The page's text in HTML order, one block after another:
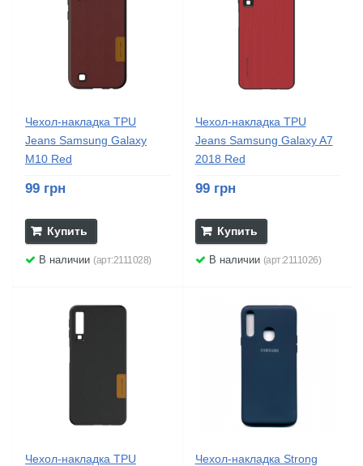
Чехол-накладка TPU
Jeans Samsung Galaxy
M10 Red
99 грн
Купить
В наличии (арт:2111028)
Чехол-накладка TPU
Jeans Samsung Galaxy A7
2018 Red
99 грн
Купить
В наличии (арт:2111026)
Чехол-накладка TPU
Чехол-накладка Strong